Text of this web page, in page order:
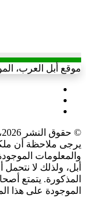
موقع أبل العرب،
© حقوق النشر 2026، جميع الحقوق محفوظة |
يرجى ملاحظة أن
والمعلومات
أبل، ولذلك لا
المذكورة. يتمتع
الموجودة على هذا